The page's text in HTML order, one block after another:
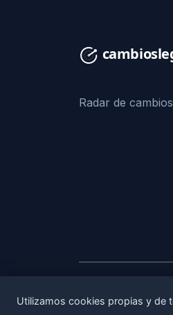
Radar de
Utilizamos cookies propias y de